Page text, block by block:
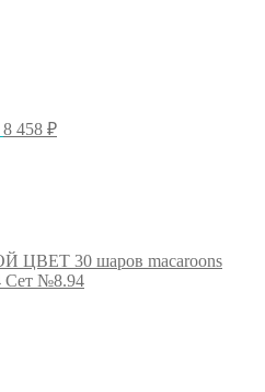
Первоначальная
8 458 ₽Текущая
30 шаров macaroons
Сет №8.94